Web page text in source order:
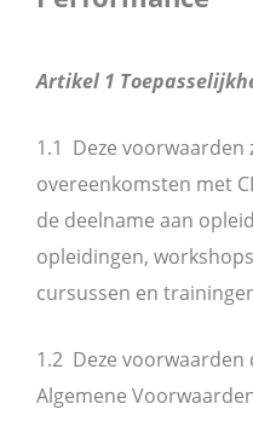
Artikel 1
1.1 Deze voorwaarden
overeenkomsten met
de deelname aan
opleidingen,
cursussen en
1.2 Deze voorwaarden
Algemene